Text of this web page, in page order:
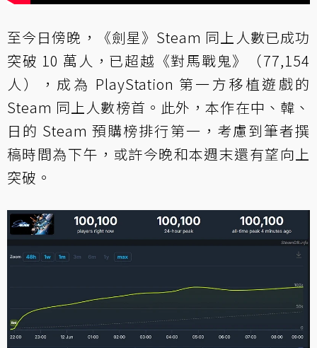
至今日傍晚，《劍星》Steam 同上人數已成功
突破 10 萬人，已超越《對馬戰鬼》（77,154
人），成為 PlayStation 第一方移植遊戲的
Steam 同上人數榜首。此外，本作在中、韓、
日的 Steam 預購榜排行第一，考慮到筆者撰
稿時間為下午，或許今晚和本週末還有望向上
突破。